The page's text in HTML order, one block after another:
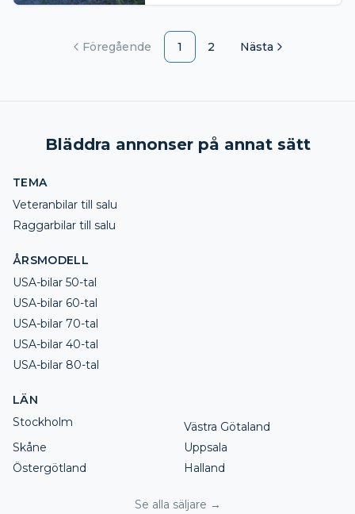
Föregående 1 2 Nästa
Bläddra annonser på annat sätt
TEMA
Veteranbilar till salu
Raggarbilar till salu
ÅRSMODELL
USA-bilar 50-tal
USA-bilar 60-tal
USA-bilar 70-tal
USA-bilar 40-tal
USA-bilar 80-tal
LÄN
Stockholm
Västra Götaland
Skåne
Uppsala
Östergötland
Halland
Se alla säljare →